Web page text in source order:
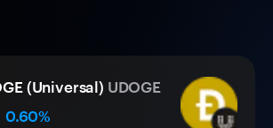
(Universal) UDOGE
0.60%